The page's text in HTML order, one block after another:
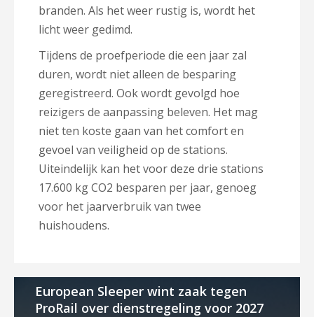
branden. Als het weer rustig is, wordt het
licht weer gedimd.
Tijdens de proefperiode die een jaar zal
duren, wordt niet alleen de besparing
geregistreerd. Ook wordt gevolgd hoe
reizigers de aanpassing beleven. Het mag
niet ten koste gaan van het comfort en
gevoel van veiligheid op de stations.
Uiteindelijk kan het voor deze drie stations
17.600 kg CO2 besparen per jaar, genoeg
voor het jaarverbruik van twee
huishoudens.
European Sleeper wint zaak tegen
ProRail over dienstregeling voor 2027